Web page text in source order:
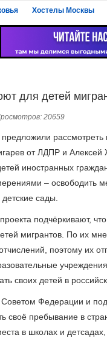
Хостелы Москвы
для детей
20659
от ЛДПР и
иностранных
‒ освободить
сады.
подчёркивают,
мигрантов. По их
поэтому их
своих детей в
Федерации и
своё пребывание в
в школах и